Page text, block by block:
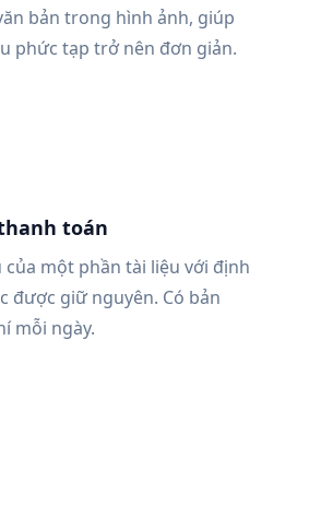
bản trong hình ảnh, giúp
phức tạp trở nên đơn giản.
toán
của một phần tài liệu với định
được giữ nguyên. Có bản
mỗi ngày.